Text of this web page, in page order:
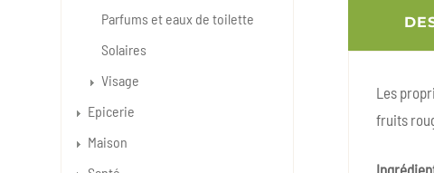
Les
fruits
Parfums et eaux de toilette
Solaires
Visage
Epicerie
Maison